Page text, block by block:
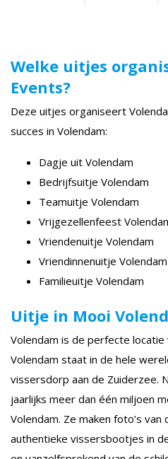
Welke uitjes
Events?
Deze uitjes organiseert
succes in Volendam:
Dagje uit Volendam
Bedrijfsuitje Volendam
Teamuitje Volendam
Vrijgezellenfeest
Vriendenuitje Volendam
Vriendinnenuitje Volendam
Familieuitje Volendam
Uitje in Mooi
Volendam is de perfecte
Volendam staat in de hele
vissersdorp aan de Zuiderzee.
jaarlijks meer dan één miljoen
Volendam. Ze maken foto’s
authentieke vissersbootjes in